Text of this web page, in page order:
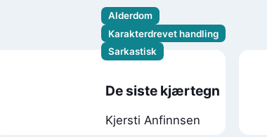
Alderdom
Karakterdrevet handling
Sarkastisk
De siste kjærtegn
Kjersti Anfinnsen